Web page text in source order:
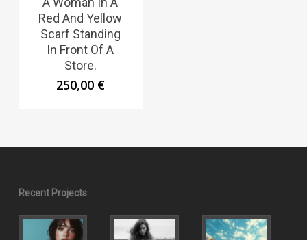
Red And Yellow
Scarf Standing
In Front Of A
Store.
250,00 €
Recent Projects